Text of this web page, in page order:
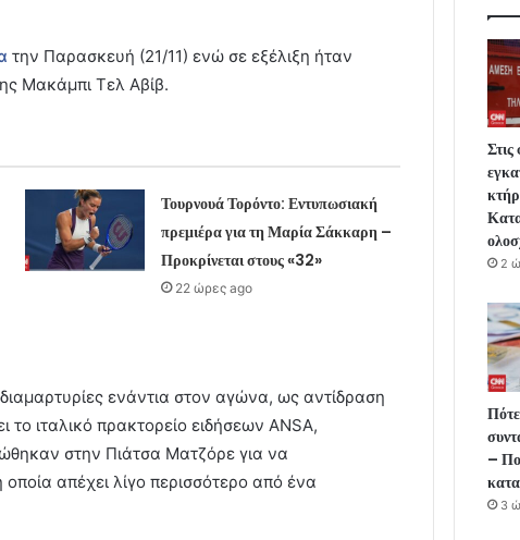
την Παρασκευή (21/11) ενώ σε εξέλιξη ήταν
Μακάμπι Τελ Αβίβ.
Τουρνουά Τορόντο: Εντυπωσιακή
πρεμιέρα για τη Μαρία Σάκκαρη –
Προκρίνεται στους «32»
22 ώρες ago
ενάντια στον αγώνα, ως αντίδραση
ιταλικό πρακτορείο ειδήσεων ANSA,
στην Πιάτσα Ματζόρε για να
απέχει λίγο περισσότερο από ένα
Στις
2
–
3